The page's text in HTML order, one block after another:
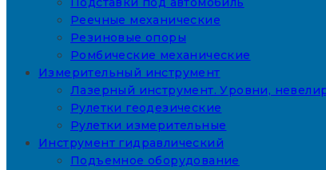
Реечные механические
Резиновые опоры
Ромбические механические
Измерительный инструмент
Лазерный инструмент. Уровни,
Рулетки геодезические
Рулетки измерительные
Инструмент гидравлический
Подъемное оборудование